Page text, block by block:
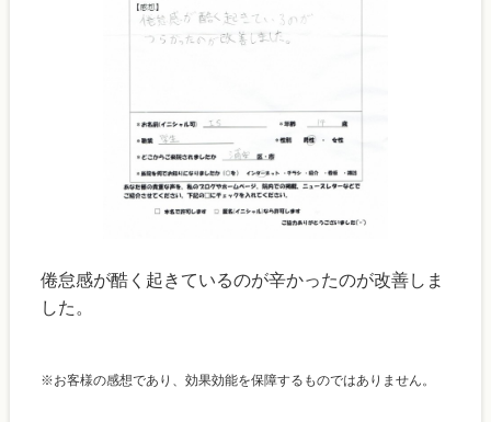
倦怠感が酷く起きているのが辛かったのが改善しま
した。
※お客様の感想であり、効果効能を保障するものではありません。